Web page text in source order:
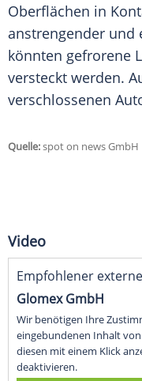
Oberflächen in
anstrengender und
könnten gefrorene
versteckt werden.
verschlossenen
Quelle:spot on news GmbH
Video
Empfohlener
Glomex GmbH
Wir benötigen Ihre
eingebundenen Inhalt
diesen mit einem Klick
deaktivieren.